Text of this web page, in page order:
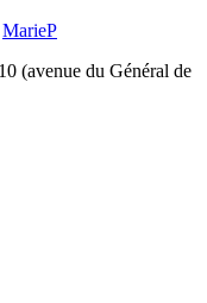
MarieP
(avenue du Général de